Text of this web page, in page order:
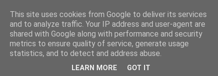
This site uses cookies from Google to deliver its services
and to analyze traffic. Your IP address and user-agent are
shared with Google along with performance and security
metrics to ensure quality of service, generate usage
statistics, and to detect and address abuse.
LEARN MORE GOT IT